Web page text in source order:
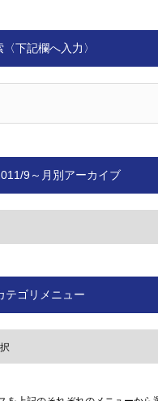
下記欄へ入力〉
9～月別アーカイブ
テゴリメニュー